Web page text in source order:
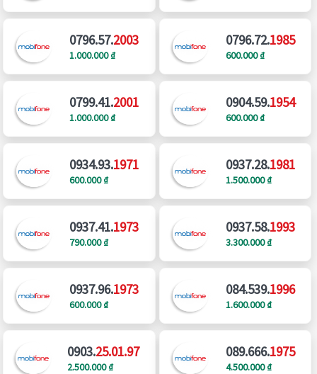
0796.57.2003
1.000.000 ₫
0796.72.1985
600.000 ₫
0799.41.2001
1.000.000 ₫
0904.59.1954
600.000 ₫
0934.93.1971
600.000 ₫
0937.28.1981
1.500.000 ₫
0937.41.1973
790.000 ₫
0937.58.1993
3.300.000 ₫
0937.96.1973
600.000 ₫
084.539.1996
1.600.000 ₫
0903.25.01.97
2.500.000 ₫
089.666.1975
4.500.000 ₫